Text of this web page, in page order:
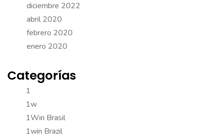
diciembre 2022
abril 2020
febrero 2020
enero 2020
Categorías
1
1w
1Win Brasil
1win Brazil